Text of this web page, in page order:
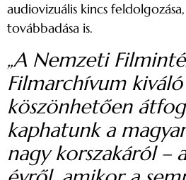
audiovizuális kincs
továbbadása is.
„A Nemzeti
Filmarchívum
köszönhetően
kaphatunk a
nagy korszakáról –